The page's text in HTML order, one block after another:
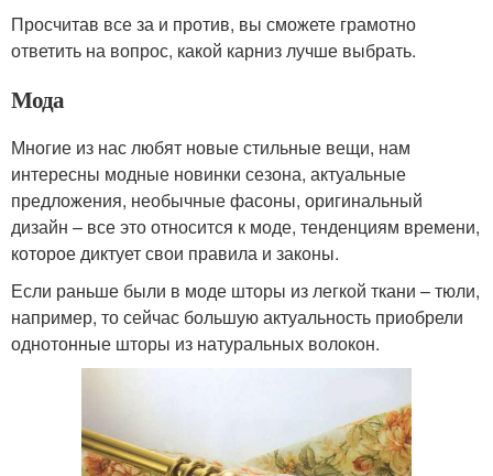
Просчитав все за и против, вы сможете грамотно
ответить на вопрос, какой карниз лучше выбрать.
Мода
Многие из нас любят новые стильные вещи, нам
интересны модные новинки сезона, актуальные
предложения, необычные фасоны, оригинальный
дизайн – все это относится к моде, тенденциям времени,
которое диктует свои правила и законы.
Если раньше были в моде шторы из легкой ткани – тюли,
например, то сейчас большую актуальность приобрели
однотонные шторы из натуральных волокон.